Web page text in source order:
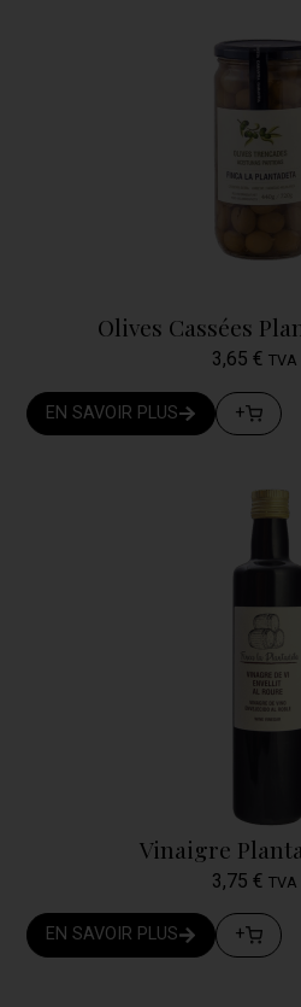
Olives Cassées
3,65 € TVA
EN SAVOIR PLUS +
Vinaigre
3,75 € TVA
EN SAVOIR PLUS +